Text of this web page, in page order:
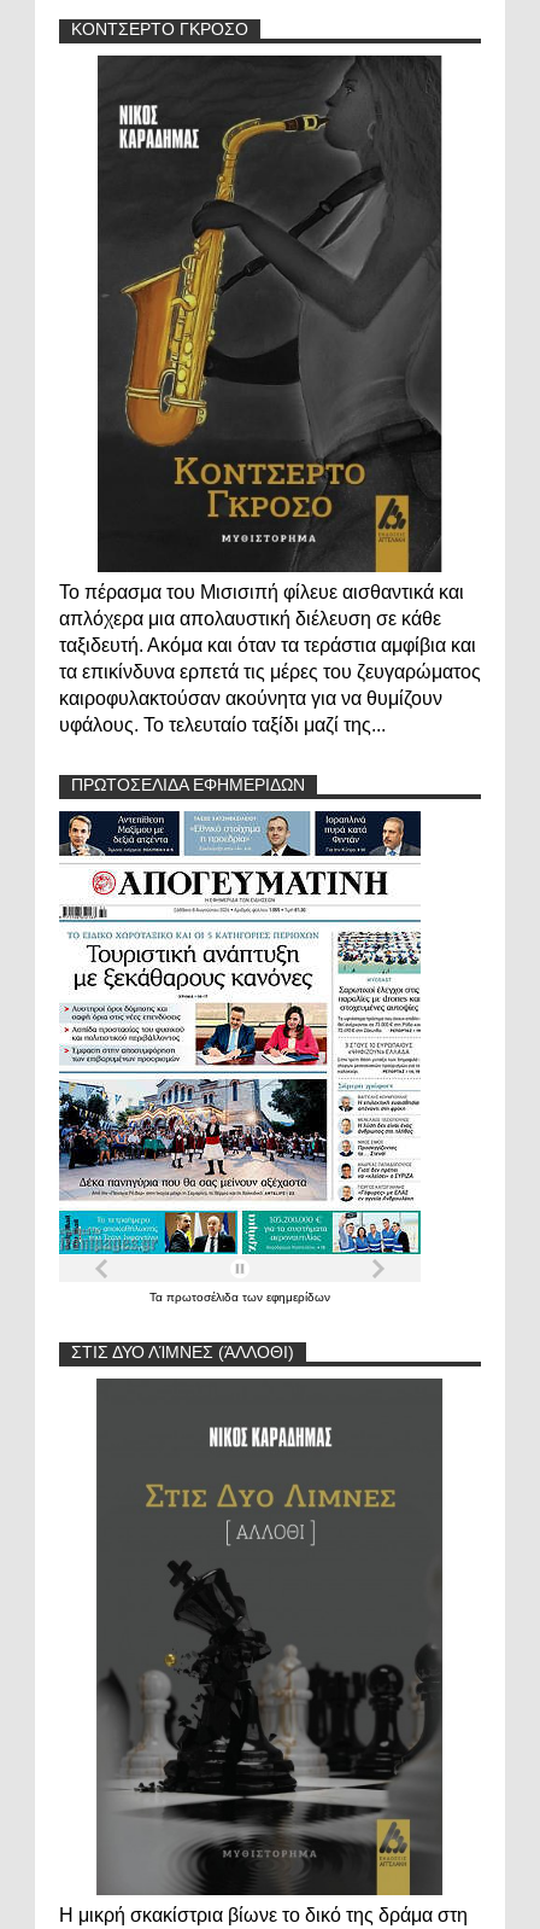
ΚΟΝΤΣΕΡΤΟ ΓΚΡΟΣΟ
Το πέρασμα του Μισισιπή φίλευε αισθαντικά και
απλόχερα μια απολαυστική διέλευση σε κάθε
ταξιδευτή. Ακόμα και όταν τα τεράστια αμφίβια και
τα επικίνδυνα ερπετά τις μέρες του ζευγαρώματος
καιροφυλακτούσαν ακούνητα για να θυμίζουν
υφάλους. Το τελευταίο ταξίδι μαζί της...
ΠΡΩΤΟΣΕΛΙΔΑ ΕΦΗΜΕΡΙΔΩΝ
Τα πρωτοσέλιδα των εφημερίδων
ΣΤΙΣ ΔΥΟ ΛΊΜΝΕΣ (ΆΛΛΟΘΙ)
Η μικρή σκακίστρια βίωνε το δικό της δράμα στη